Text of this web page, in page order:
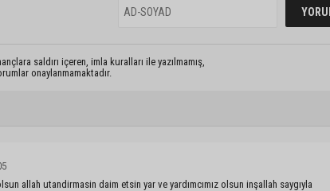
saldırı içeren, imla kuralları ile yazılmamış,
onaylanmamaktadır.
allah utandirmasin daim etsin yar ve yardımcımız olsun inşallah saygıyla